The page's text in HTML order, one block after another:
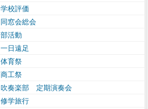
学校評価
同窓会総会
部活動
一日遠足
体育祭
商工祭
吹奏楽部 定期演奏会
修学旅行